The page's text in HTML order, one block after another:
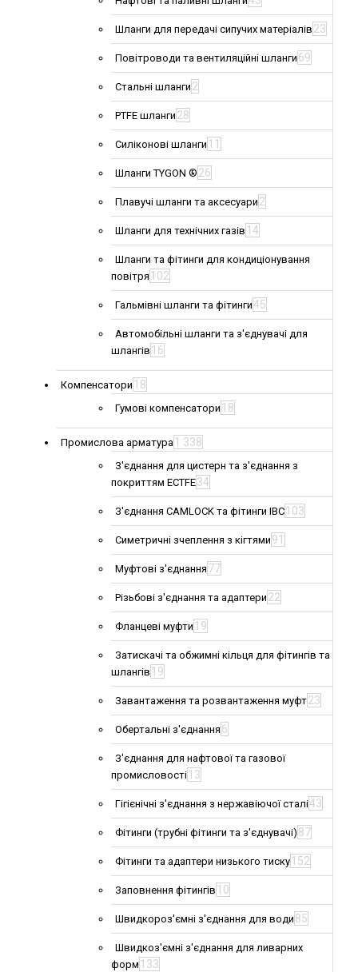
Шланги для передачі сипучих матеріалів 23
Повітроводи та вентиляційні шланги 69
Стальні шланги 2
PTFE шланги 28
Силіконові шланги 11
Шланги TYGON ® 26
Плавучі шланги та аксесуари 2
Шланги для технічних газів 14
Шланги та фітинги для кондиціонування
повітря 102
Гальмівні шланги та фітинги45
Автомобільні шланги та з'єднувачі для
шлангів 16
Компенсатори 18
Гумові компенсатори 18
Промислова арматура 1 338
З'єднання для цистерн та з'єднання з
покриттям ECTFE34
З'єднання CAMLOCK та фітинги IBC 103
Симетричні зчеплення з кігтями 91
Муфтові з'єднання 77
Різьбові з'єднання та адаптери 22
Фланцеві муфти 19
Затискачі та обжимні кільця для фітингів та
шлангів 19
Завантаження та розвантаження муфт23
Обертальні з'єднання 6
З'єднання для нафтової та газової
промисловості 13
Гігієнічні з'єднання з нержавіючої сталі43
Фітинги (трубні фітинги та з'єднувачі) 87
Фітинги та адаптери низького тиску 152
Заповнення фітингів 10
Швидкороз'ємні з'єднання для води 85
Швидкоз'ємні з'єднання для ливарних
форм 133